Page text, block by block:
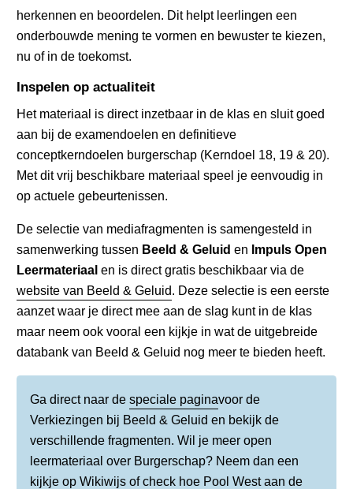
herkennen en beoordelen. Dit helpt leerlingen een
onderbouwde mening te vormen en bewuster te kiezen,
nu of in de toekomst.
Inspelen op actualiteit
Het materiaal is direct inzetbaar in de klas en sluit goed
aan bij de examendoelen en definitieve
conceptkerndoelen burgerschap (Kerndoel 18, 19 & 20).
Met dit vrij beschikbare materiaal speel je eenvoudig in
op actuele gebeurtenissen.
De selectie van mediafragmenten is samengesteld in
samenwerking tussen Beeld & Geluid en Impuls Open
Leermateriaal en is direct gratis beschikbaar via de
website van Beeld & Geluid. Deze selectie is een eerste
aanzet waar je direct mee aan de slag kunt in de klas
maar neem ook vooral een kijkje in wat de uitgebreide
databank van Beeld & Geluid nog meer te bieden heeft.
Ga direct naar despeciale paginavoor de
Verkiezingen bij Beeld & Geluid en bekijk de
verschillende fragmenten. Wil je meer open
leermateriaal over Burgerschap? Neem dan een
kijkje opWikiwijs of check hoe Pool West aan de